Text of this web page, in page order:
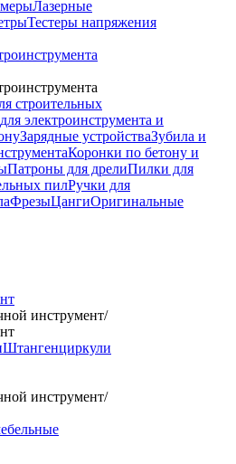
Лазерные
Тестеры напряжения
строительных
электроинструмента и
Зарядные устройстваЗубила и
Коронки по бетону и
Патроны для дрелиПилки для
пилРучки для
ФрезыЦангиОригинальные
инструмент/
Штангенциркули
инструмент/